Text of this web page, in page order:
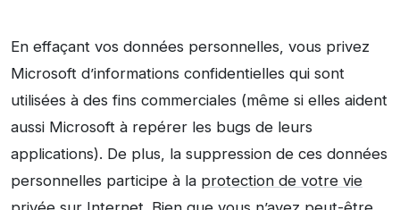
En effaçant vos données personnelles, vous privez
Microsoft d’informations confidentielles qui sont
utilisées à des fins commerciales (même si elles aident
aussi Microsoft à repérer les bugs de leurs
applications). De plus, la suppression de ces données
personnelles participe à la protection de votre vie